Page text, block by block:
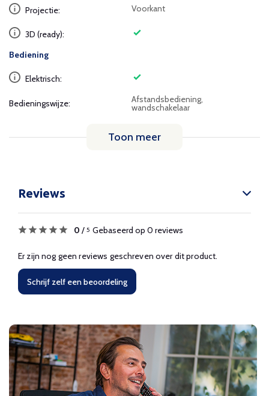
Projectie: Voorkant
3D (ready):
Bediening
Elektrisch:
Bedieningswijze: Afstandsbediening,
wandschakelaar
Toon meer
Reviews
0 / 5 Gebaseerd op 0 reviews
Er zijn nog geen reviews geschreven over dit product.
Schrijf zelf een beoordeling